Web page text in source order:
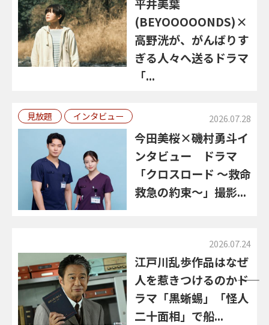
(BEYOOOOONDS)×
高野洸が、がんばりす
ぎる人々へ送るドラマ
「...
見放題 インタビュー 2026.07.28
今田美桜×磯村勇斗イ
ンタビュー ドラマ
「クロスロード ～救命
救急の約束～」撮影...
2026.07.24
江戸川乱歩作品はなぜ
人を惹きつけるのか――ド
ラマ「黒蜥蜴」「怪人
二十面相」で船...